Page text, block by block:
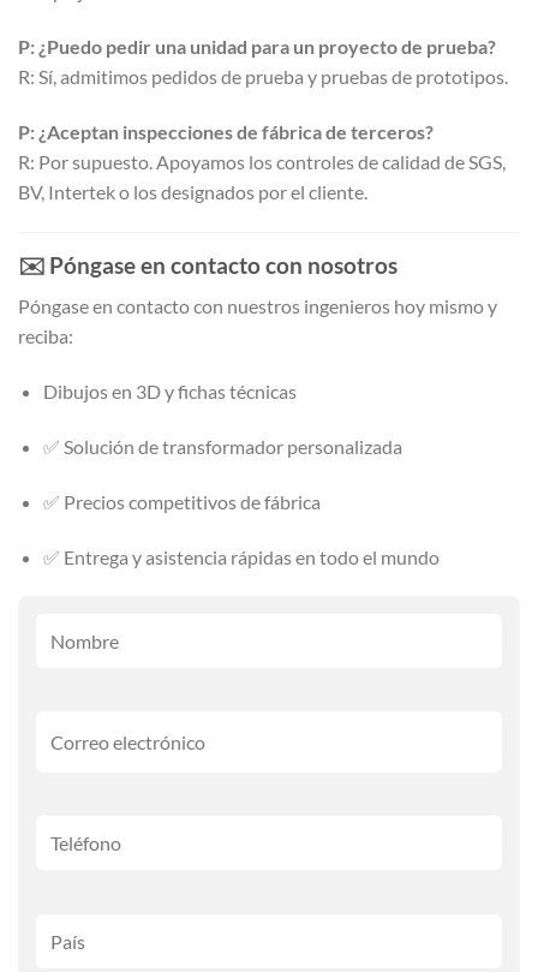
P: ¿Puedo pedir una unidad para un proyecto de prueba?
R: Sí, admitimos pedidos de prueba y pruebas de prototipos.
P: ¿Aceptan inspecciones de fábrica de terceros?
R: Por supuesto. Apoyamos los controles de calidad de SGS,
BV, Intertek o los designados por el cliente.
✉️ Póngase en contacto con nosotros
Póngase en contacto con nuestros ingenieros hoy mismo y
reciba:
Dibujos en 3D y fichas técnicas
✅ Solución de transformador personalizada
✅ Precios competitivos de fábrica
✅ Entrega y asistencia rápidas en todo el mundo